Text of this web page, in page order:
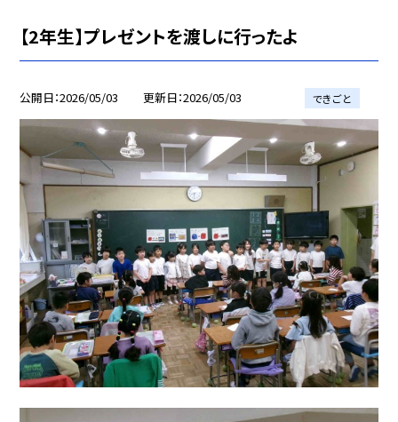
【2年生】プレゼントを渡しに行ったよ
公開日 2026/05/03 更新日 2026/05/03 できごと